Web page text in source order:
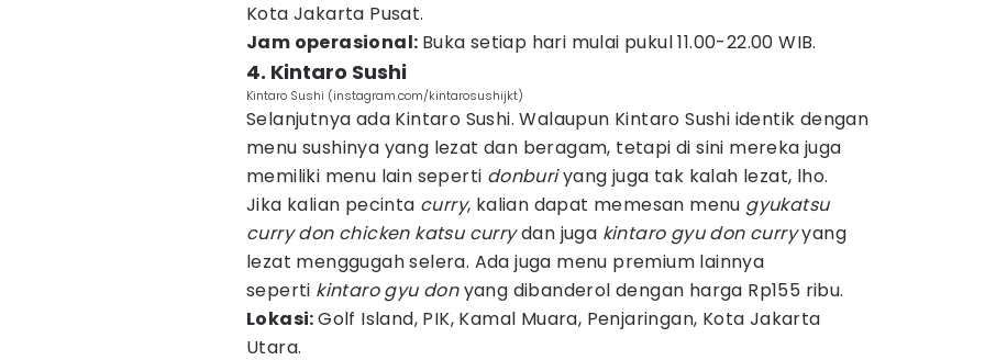
Kota Jakarta Pusat.
Jam operasional: Buka setiap hari mulai pukul 11.00-22.00 WIB.
4. Kintaro Sushi
Kintaro Sushi (instagram.com/kintarosushijkt)
Selanjutnya ada Kintaro Sushi. Walaupun Kintaro Sushi identik dengan
menu sushinya yang lezat dan beragam, tetapi di sini mereka juga
memiliki menu lain seperti donburiyang juga tak kalah lezat, lho.
Jika kalian pecinta curry, kalian dapat memesan menu gyukatsu
curry don chicken katsu currydan juga kintaro gyu don curryyang
lezat menggugah selera. Ada juga menu premium lainnya
seperti kintaro gyu donyang dibanderol dengan harga Rp155 ribu.
Lokasi:Golf Island, PIK, Kamal Muara, Penjaringan, Kota Jakarta
Utara.